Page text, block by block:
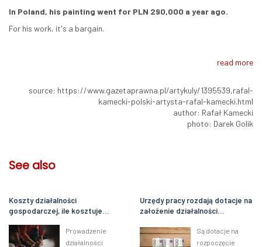
In Poland, his painting went for PLN 290,000 a year ago.
For his work, it's a bargain.
read more
source: https://www.gazetaprawna.pl/artykuly/1395539,rafal-
kamecki-polski-artysta-rafal-kamecki.html
author: Rafał Kamecki
photo: Darek Golik
See also
Koszty działalności
gospodarczej, ile kosztuje
Prowadzenie
działalności
Urzędy pracy rozdają dotacje na
założenie działalności
dla młodych
Są dotacje na
rozpoczęcie